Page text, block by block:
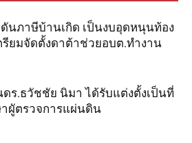
นภาษีบ้านเกิด เป็นงบอุดหนุนท้อง
รียมจัดตั้งดาต้าช่วยอบต.ทำงาน
ร.ธวัชชัย นิมา ได้รับแต่งตั้งเป็นที่
ผูัตรวจการแผ่นดิน